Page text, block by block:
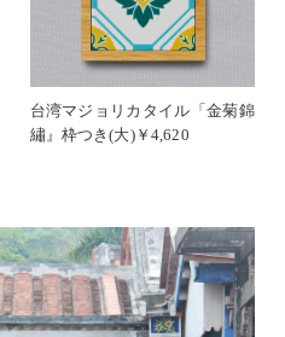
台湾マジョリカタイル「金菊錦
繡』枠つき(大)￥4,620